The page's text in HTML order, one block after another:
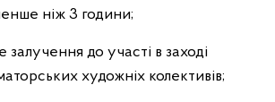
ніж 3 години;
до участі в заході
художніх колективів;